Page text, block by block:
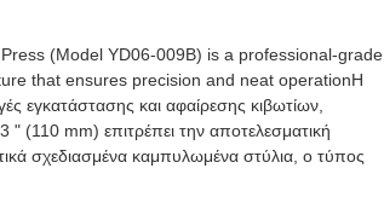
(Model YD06-009B) is a professional-grade
that ensures precision and neat operationΗ
εγκατάστασης και αφαίρεσης κιβωτίων,
(110 mm) επιτρέπει την αποτελεσματική
σχεδιασμένα καμπυλωμένα στύλια, ο τύπος